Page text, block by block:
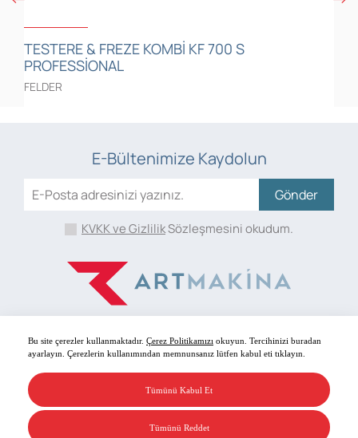
Bu site çerezler kullanmaktadır. Çerez Politikamızı okuyun. Tercihinizi buradan
ayarlayın. Çerezlerin kullanımından memnunsanız lütfen kabul eti tıklayın.
Tümünü Kabul Et
Tümünü Reddet
TESTERE & FREZE KOMBİ KF 700 S
PROFESSIONAL
FELDER
E-Bültenimize Kaydolun
Gönder
KVKK ve GizlilikSözleşmesini okudum.
Bizi Takip Edin!
Art Makina, Her hakkı saklıdır.
KVKK Metni